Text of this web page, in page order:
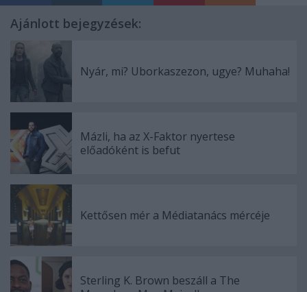
Ajánlott bejegyzések:
Nyár, mi? Uborkaszezon, ugye? Muhaha!
Mázli, ha az X-Faktor nyertese
előadóként is befut
Kettősen mér a Médiatanács mércéje
Sterling K. Brown beszáll a The